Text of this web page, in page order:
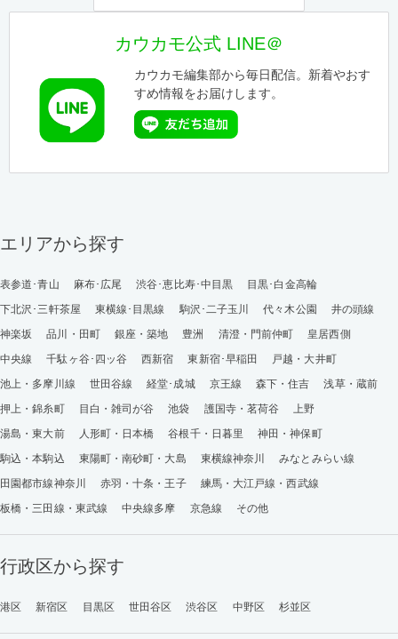
カウカモ公式 LINE＠
カウカモ編集部から毎日配信。新着やおす
すめ情報をお届けします。
エリアから探す
表参道･青山 麻布･広尾 渋谷･恵比寿･中目黒
目黒･白金高輪
下北沢･三軒茶屋
東横線･目黒線 駒沢･二子玉川 代々木公園
井の頭線
神楽坂
品川・田町 銀座・築地 豊洲 清澄・門前仲町
皇居西側
中央線
千駄ヶ谷･四ッ谷 西新宿 東新宿･早稲田
戸越・大井町
池上・多摩川線
世田谷線 経堂･成城 京王線 森下・住吉
浅草・蔵前
押上・錦糸町
目白・雑司が谷 池袋 護国寺・茗荷谷
上野
湯島・東大前
人形町・日本橋 谷根千・日暮里
神田・神保町
駒込・本駒込
東陽町・南砂町・大島 東横線神奈川
みなとみらい線
田園都市線神奈川
赤羽・十条・王子
練馬・大江戸線・西武線
板橋・三田線・東武線
中央線多摩 京急線 その他
行政区から探す
港区 新宿区 目黒区 世田谷区 渋谷区 中野区 杉並区